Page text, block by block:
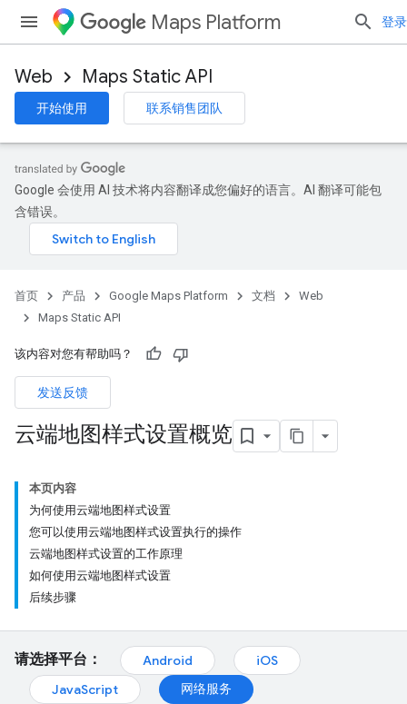
Maps Platform 登录
Web Maps Static API
开始使用 联系销售团队
Google 会使用 AI 技术将内容翻译成您偏好的语言。AI 翻译可能包
含错误。
首页 产品 Google Maps Platform 文档
Web
Maps Static API
该内容对您有帮助吗？
发送反馈
云端地图样式设置概览
本页内容
为何使用云端地图样式设置
您可以使用云端地图样式设置执行的操作
云端地图样式设置的工作原理
如何使用云端地图样式设置
后续步骤
请选择平台： Android
iOS
JavaScript
网络服务